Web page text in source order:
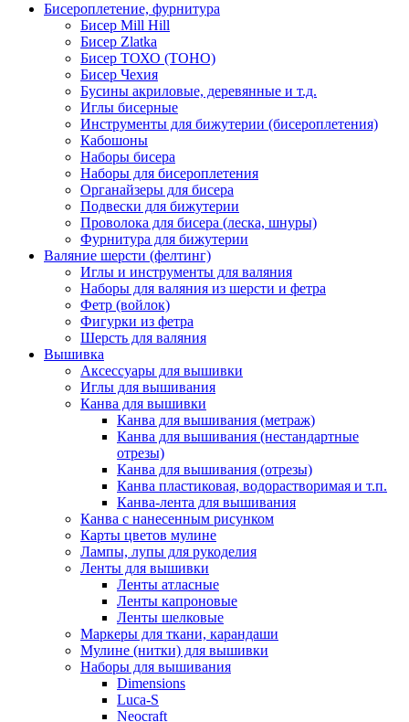
Бисероплетение, фурнитура
Бисер Mill Hill
Бисер Zlatka
Бисер ТОХО (TOHO)
Бисер Чехия
Бусины акриловые, деревянные и т.д.
Иглы бисерные
Инструменты для бижутерии (бисероплетения)
Кабошоны
Наборы бисера
Наборы для бисероплетения
Органайзеры для бисера
Подвески для бижутерии
Проволока для бисера (леска, шнуры)
Фурнитура для бижутерии
Валяние шерсти (фелтинг)
Иглы и инструменты для валяния
Наборы для валяния из шерсти и фетра
Фетр (войлок)
Фигурки из фетра
Шерсть для валяния
Вышивка
Аксессуары для вышивки
Иглы для вышивания
Канва для вышивки
Канва для вышивания (метраж)
Канва для вышивания (нестандартные
отрезы)
Канва для вышивания (отрезы)
Канва пластиковая, водорастворимая и т.п.
Канва-лента для вышивания
Канва с нанесенным рисунком
Карты цветов мулине
Лампы, лупы для рукоделия
Ленты для вышивки
Ленты атласные
Ленты капроновые
Ленты шелковые
Маркеры для ткани, карандаши
Мулине (нитки) для вышивки
Наборы для вышивания
Dimensions
Luca-S
Neocraft